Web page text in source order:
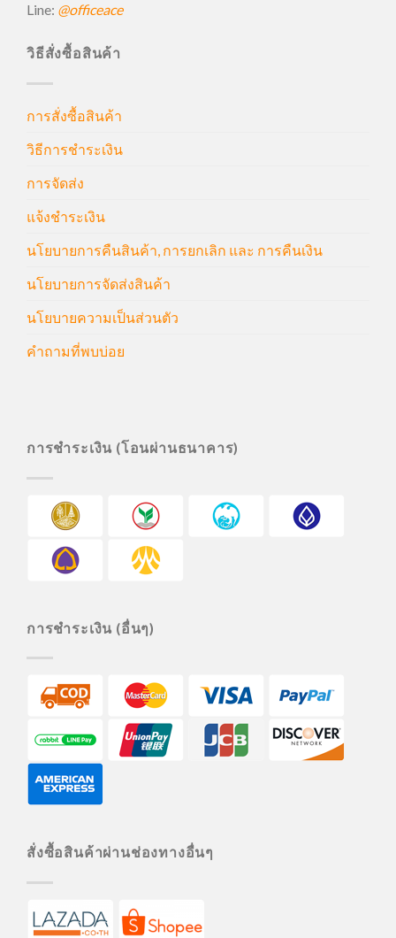
Line: @officeace
วิธีสั่งซื้อสินค้า
การสั่งซื้อสินค้า
วิธีการชำระเงิน
การจัดส่ง
แจ้งชำระเงิน
นโยบายการคืนสินค้า, การยกเลิก และ การคืนเงิน
นโยบายการจัดส่งสินค้า
นโยบายความเป็นส่วนตัว
คำถามที่พบบ่อย
การชำระเงิน (โอนผ่านธนาคาร)
การชำระเงิน (อื่นๆ)
สั่งซื้อสินค้าผ่านช่องทางอื่นๆ